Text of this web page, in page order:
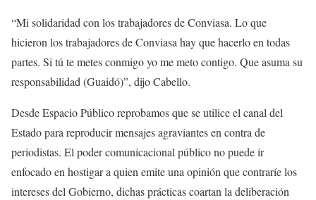
“Mi solidaridad con los trabajadores de Conviasa. Lo que
hicieron los trabajadores de Conviasa hay que hacerlo en todas
partes. Si tú te metes conmigo yo me meto contigo. Que asuma su
responsabilidad (Guaidó)”, dijo Cabello.
Desde Espacio Público reprobamos que se utilice el canal del
Estado para reproducir mensajes agraviantes en contra de
periodistas. El poder comunicacional público no puede ir
enfocado en hostigar a quien emite una opinión que contraríe los
intereses del Gobierno, dichas prácticas coartan la deliberación